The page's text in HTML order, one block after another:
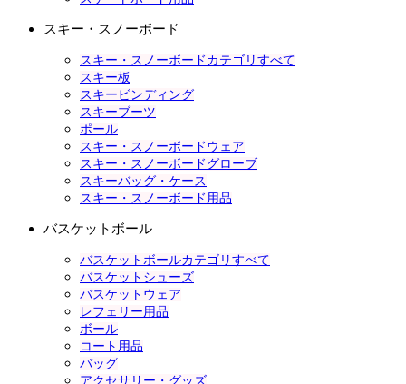
スキー・スノーボード
スキー・スノーボードカテゴリすべて
スキー板
スキービンディング
スキーブーツ
ポール
スキー・スノーボードウェア
スキー・スノーボードグローブ
スキーバッグ・ケース
スキー・スノーボード用品
バスケットボール
バスケットボールカテゴリすべて
バスケットシューズ
バスケットウェア
レフェリー用品
ボール
コート用品
バッグ
アクセサリー・グッズ